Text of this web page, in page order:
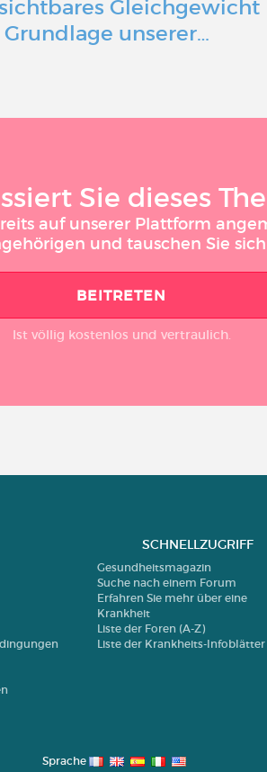
Gleichgewicht
Grundlage unserer…
Sie dieses
auf unserer Plattform
und tauschen Sie
BEITRETEN
Ist völlig kostenlos und vertraulich.
SCHNELLZUGRIFF
Gesundheitsmagazin
Suche nach einem Forum
Erfahren Sie mehr über eine
Krankheit
Liste der Foren (A-Z)
Liste der Krankheits-Infoblätter
Sprache